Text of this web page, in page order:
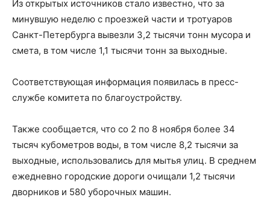
Из открытых источников стало известно, что за
минувшую неделю с проезжей части и тротуаров
Санкт-Петербурга вывезли 3,2 тысячи тонн мусора и
смета, в том числе 1,1 тысячи тонн за выходные.
Соответствующая информация появилась в пресс-
службе комитета по благоустройству.
Также сообщается, что со 2 по 8 ноября более 34
тысяч кубометров воды, в том числе 8,2 тысячи за
выходные, использовались для мытья улиц. В среднем
ежедневно городские дороги очищали 1,2 тысячи
дворников и 580 уборочных машин.